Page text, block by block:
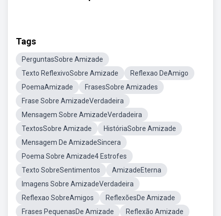
Tags
PerguntasSobre Amizade
Texto ReflexivoSobre Amizade
Reflexao DeAmigo
PoemaAmizade
FrasesSobre Amizades
Frase Sobre AmizadeVerdadeira
Mensagem Sobre AmizadeVerdadeira
TextosSobre Amizade
HistóriaSobre Amizade
Mensagem De AmizadeSincera
Poema Sobre Amizade4 Estrofes
Texto SobreSentimentos
AmizadeEterna
Imagens Sobre AmizadeVerdadeira
Reflexao SobreAmigos
ReflexõesDe Amizade
Frases PequenasDe Amizade
Reflexão Amizade